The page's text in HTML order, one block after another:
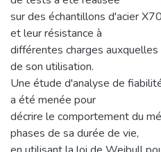
sur des échantillons d'acier
et leur résistance à
différentes charges
de son utilisation.
Une étude d'analyse de
a été menée pour
décrire le comportement du
phases de sa durée de vie,